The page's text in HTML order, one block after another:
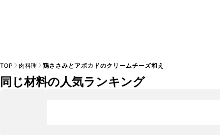
TOP 肉料理 鶏ささみとアボカドのクリームチーズ和え
同じ材料の人気ランキング